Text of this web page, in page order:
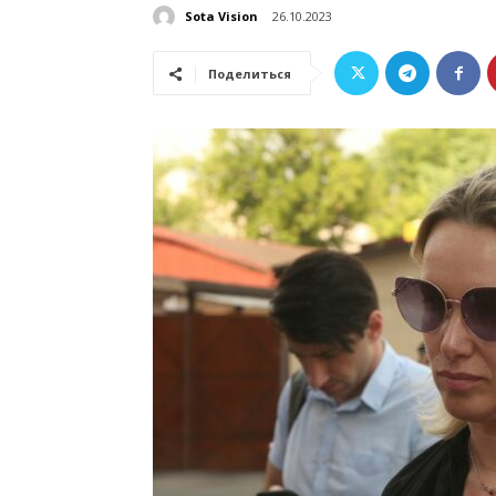
Sota Vision 26.10.2023
Поделиться